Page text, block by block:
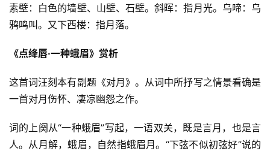
素壁：白色的墙壁、山壁、石壁。斜晖：指月光。乌啼：乌
鸦鸣叫。又下西楼：指月落。
《点绛唇·一种蛾眉》赏析
这首词汪刻本有副题《对月》。从词中所抒写之情景看确是
一首对月伤怀、凄凉幽怨之作。
词的上阕从“一种蛾眉”写起，一语双关，既是言月，也是言
人。从月解，蛾眉，自然指蛾眉月。“下弦不似初弦好”说的